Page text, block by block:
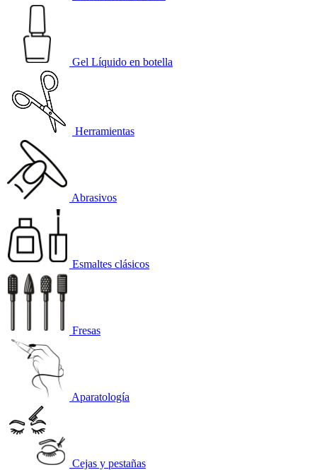
Gel Líquido en botella
Herramientas
Abrasivos
Esmaltes clásicos
Fresas
Aparatología
Cejas y pestañas